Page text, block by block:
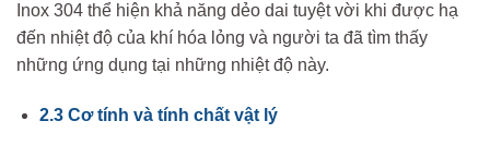
Inox 304 thể hiện khả năng dẻo dai tuyệt vời khi được hạ
đến nhiệt độ của khí hóa lỏng và người ta đã tìm thấy
những ứng dụng tại những nhiệt độ này.
2.3 Cơ tính và tính chất vật lý